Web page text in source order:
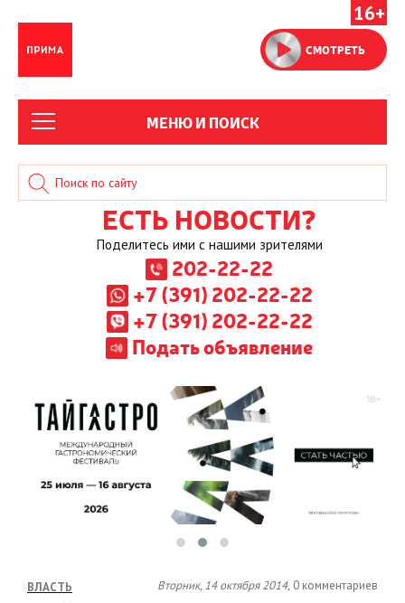
16+
СМОТРЕТЬ
МЕНЮ И ПОИСК
ЕСТЬ НОВОСТИ?
Поделитесь ими с нашими зрителями
202-22-22
+7 (391) 202-22-22
+7 (391) 202-22-22
Подать объявление
ВЛАСТЬ Вторник, 14 октября 2014, 0 комментариев